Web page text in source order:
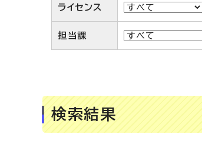
ライセンス
担当課
検索結果